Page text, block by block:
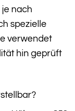
nach
spezielle
verwendet
hin geprüft